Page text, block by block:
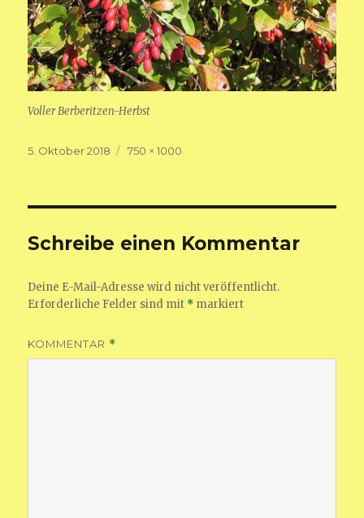
Voller Berberitzen-Herbst
Veröffentlicht
5. Oktober 2018
Volle
750 × 1000
Schreibe einen Kommentar
Deine E-Mail-Adresse wird nicht veröffentlicht.
Erforderliche Felder sind mit * markiert
KOMMENTAR *